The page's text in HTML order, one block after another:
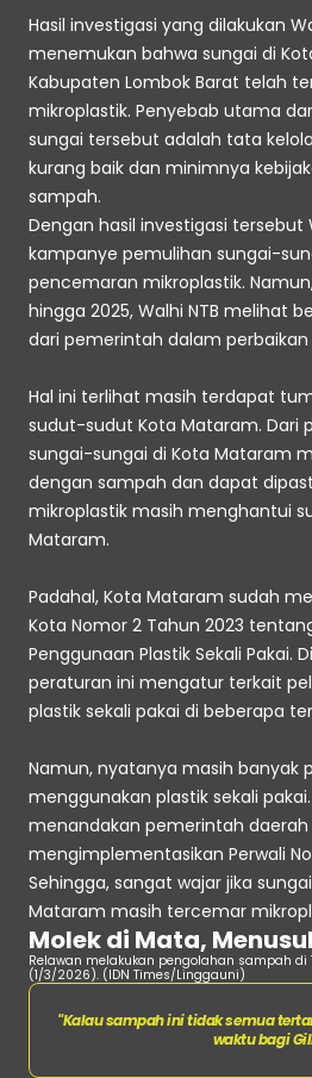
Hasil investigasi yang dilakukan
menemukan bahwa sungai di
Kabupaten Lombok Barat telah
mikroplastik. Penyebab utama
sungai tersebut adalah tata
kurang baik dan minimnya
sampah.
Dengan hasil investigasi tersebut
kampanye pemulihan sungai-
pencemaran mikroplastik.
hingga 2025, Walhi NTB melihat
dari pemerintah dalam
Hal ini terlihat masih terdapat
sudut-sudut Kota Mataram. Dari
sungai-sungai di Kota Mataram
dengan sampah dan dapat
mikroplastik masih menghantui
Mataram.
Padahal, Kota Mataram sudah
Kota Nomor 2 Tahun 2023
Penggunaan Plastik Sekali Pakai.
peraturan ini mengatur terkait
plastik sekali pakai di beberapa
Namun, nyatanya masih banyak
menggunakan plastik sekali
menandakan pemerintah
mengimplementasikan Perwali
Sehingga, sangat wajar jika
Mataram masih tercemar
Molek di Mata,
Relawan melakukan pengolahan sampah di
(1/3/2026). (IDN Times/Linggauni)
"Kalau sampah ini tidak semua
waktu bagi